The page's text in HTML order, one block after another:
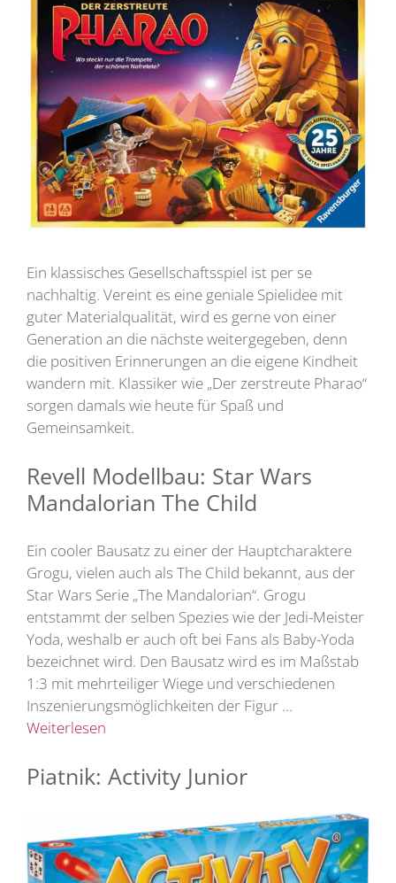
Ein klassisches Gesellschaftsspiel ist per se
nachhaltig. Vereint es eine geniale Spielidee mit
guter Materialqualität, wird es gerne von einer
Generation an die nächste weitergegeben, denn
die positiven Erinnerungen an die eigene Kindheit
wandern mit. Klassiker wie „Der zerstreute Pharao“
sorgen damals wie heute für Spaß und
Gemeinsamkeit.
Revell Modellbau: Star Wars
Mandalorian The Child
Ein cooler Bausatz zu einer der Hauptcharaktere
Grogu, vielen auch als The Child bekannt, aus der
Star Wars Serie „The Mandalorian“. Grogu
entstammt der selben Spezies wie der Jedi-Meister
Yoda, weshalb er auch oft bei Fans als Baby-Yoda
bezeichnet wird. Den Bausatz wird es im Maßstab
1:3 mit mehrteiliger Wiege und verschiedenen
Inszenierungsmöglichkeiten der Figur …
Weiterlesen
Piatnik: Activity Junior